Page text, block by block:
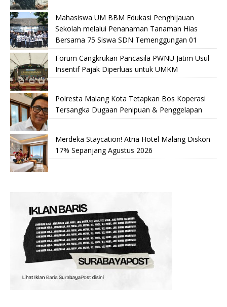
Mahasiswa UM BBM Edukasi Penghijauan
Sekolah melalui Penanaman Tanaman Hias
Bersama 75 Siswa SDN Temenggungan 01
Forum Cangkrukan Pancasila PWNU Jatim Usul
Insentif Pajak Diperluas untuk UMKM
Polresta Malang Kota Tetapkan Bos Koperasi
Tersangka Dugaan Penipuan & Penggelapan
Merdeka Staycation! Atria Hotel Malang Diskon
17% Sepanjang Agustus 2026